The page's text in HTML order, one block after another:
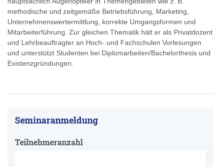
methodische und zeitgemäße Betriebsführung, Marketing,
Unternehmenswertermittlung, korrekte Umgangsformen und
Mitarbeiterführung. Zur gleichen Thematik hält er als Privatdozent
und Lehrbeauftragter an Hoch- und Fachschulen Vorlesungen
und unterstützt Studenten bei Diplomarbeiten/Bachelorthesis und
Existenzgründungen.
Seminaranmeldung
Teilnehmeranzahl